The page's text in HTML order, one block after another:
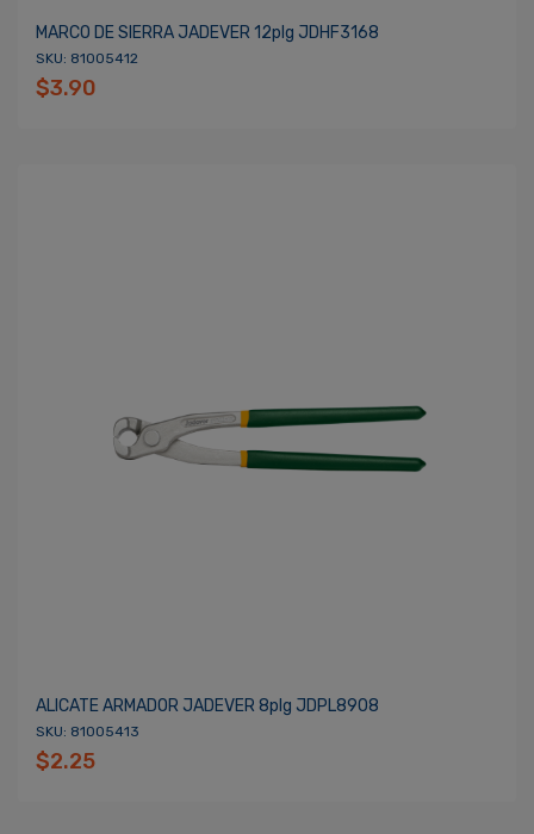
MARCO DE SIERRA JADEVER 12plg JDHF3168
SKU: 81005412
$3.90
ALICATE ARMADOR JADEVER 8plg JDPL8908
SKU: 81005413
$2.25